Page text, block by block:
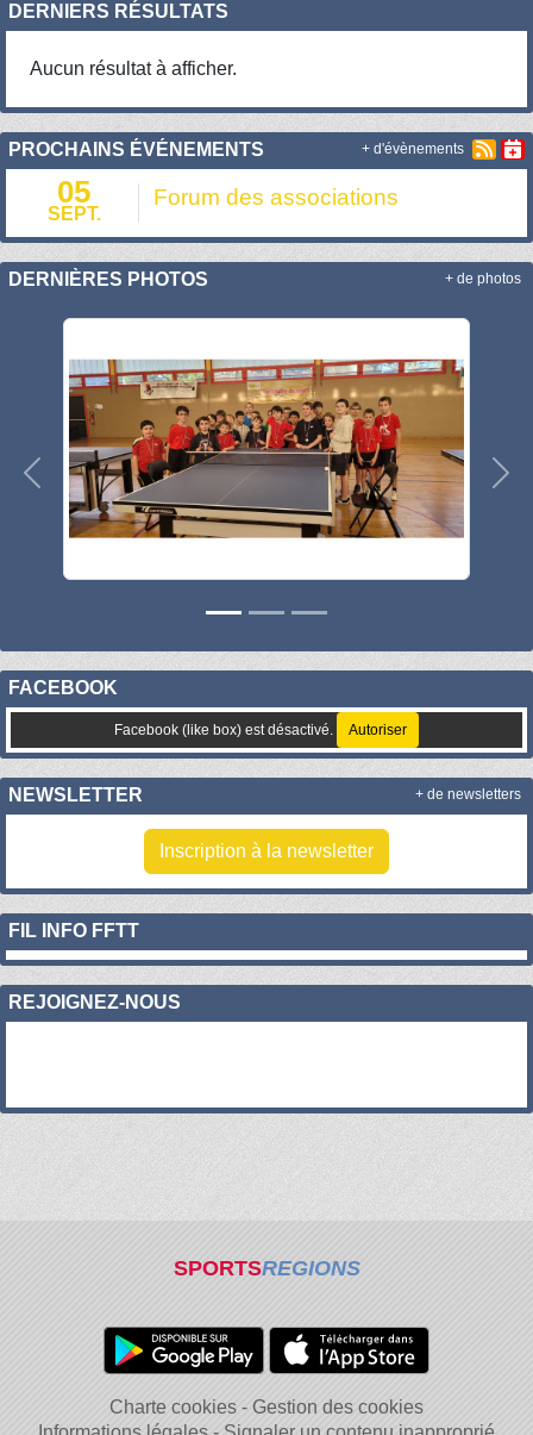
DERNIERS RÉSULTATS
Aucun résultat à afficher.
PROCHAINS ÉVÉNEMENTS
05
SEPT.
Forum des associations
+ d'évènements
DERNIÈRES PHOTOS
Précedent
+ de photos
FACEBOOK
Facebook (like box) est désactivé. Autoriser
NEWSLETTER
Inscription à la newsletter
+ de newsletters
FIL INFO FFTT
REJOIGNEZ-NOUS
SPORTSREGIONS
Charte cookies
Gestion des cookies